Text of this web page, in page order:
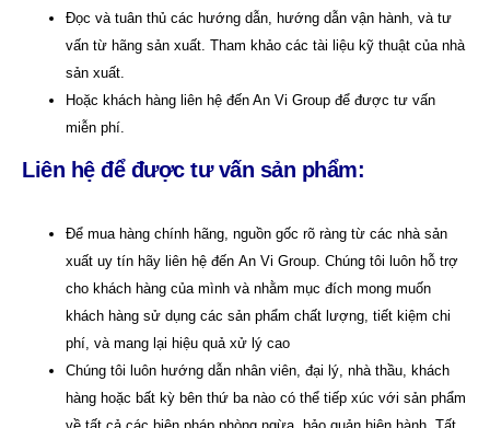
Đọc và tuân thủ các hướng dẫn, hướng dẫn vận hành, và tư
vấn từ hãng sản xuất. Tham khảo các tài liệu kỹ thuật của nhà
sản xuất.
Hoặc khách hàng liên hệ đến An Vi Group để được tư vấn
miễn phí.
Liên hệ để được tư vấn sản phẩm:
Để mua hàng chính hãng, nguồn gốc rõ ràng từ các nhà sản
xuất uy tín hãy liên hệ đến An Vi Group Chúng tôi luôn hỗ trợ
cho khách hàng của mình và nhằm mục đích mong muốn
khách hàng sử dụng các sản phẩm chất lượng, tiết kiệm chi
phí, và mang lại hiệu quả xử lý cao
Chúng tôi luôn hướng dẫn nhân viên, đại lý, nhà thầu, khách
hàng hoặc bất kỳ bên thứ ba nào có thể tiếp xúc với sản phẩm